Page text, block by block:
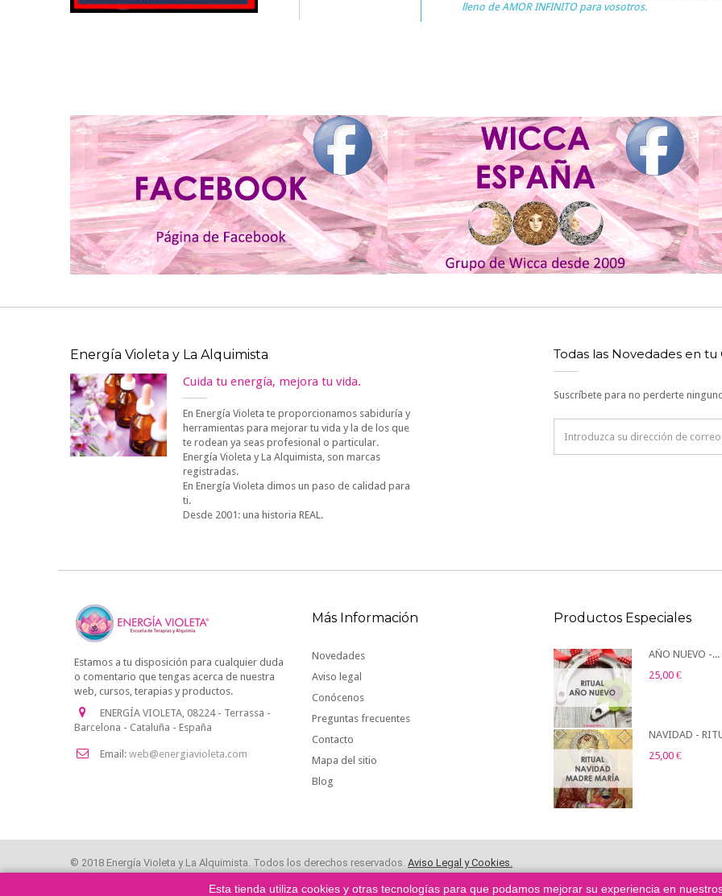
lleno de AMOR INFINITO para vosotros.
Energía Violeta y La Alquimista
Cuida tu energía, mejora tu vida.
En Energía Violeta te proporcionamos sabiduría y
herramientas para mejorar tu vida y la de los que
te rodean ya seas profesional o particular.
Energía Violeta y La Alquimista, son marcas
registradas.
En Energía Violeta dimos un paso de calidad para
ti.
Desde 2001: una historia REAL.
Todas las Novedades en tu
Suscríbete para no perderte
Estamos a tu disposición para cualquier duda
o comentario que tengas acerca de nuestra
web, cursos, terapias y productos.
ENERGÍA VIOLETA, 08224 - Terrassa -
Barcelona - Cataluña - España
Email: web@energiavioleta.com
Más Información
Novedades
Aviso legal
Conócenos
Preguntas frecuentes
Contacto
Mapa del sitio
Blog
Esta tienda utiliza cookies y otras tecnologías para que podamos mejorar su experiencia en
Productos Especiales
AÑO NUEVO -...
25,00 €
NAVIDAD -
25,00 €
© 2018 Energía Violeta y La Alquimista. Todos los derechos reservados. Aviso Legal y Cookies.